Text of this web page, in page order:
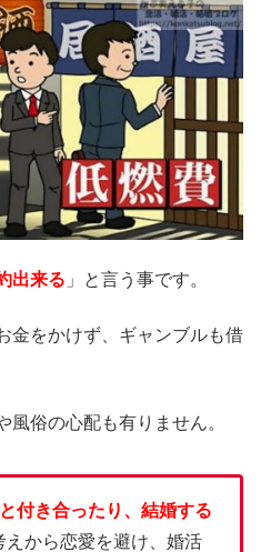
出来る 」と言う事です。
金をかけず、ギャンブルも借
俗の心配も有りません。
付き合ったり、結婚する
えから恋愛を避け、婚活